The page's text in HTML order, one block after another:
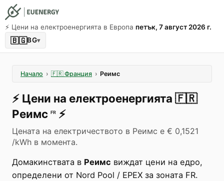
⚡️ Цени на електроенергията в Европа петък, 7 август 2026 г.
🇧🇬BG▾
Начало › 🇫🇷 Франция › Реимс
⚡️ Цени на електроенергията 🇫🇷
Реимс FR ⚡️
Цената на електричеството в Реимс е € 0,1521
/kWh в момента.
Домакинствата в Реимс виждат цени на едро,
определени от Nord Pool / EPEX за зоната FR.